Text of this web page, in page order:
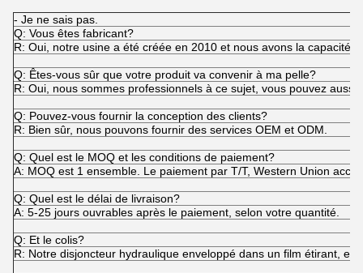
- Je ne sais pas.
Q: Vous êtes fabricant?
R: Oui, notre usine a été créée en 2010 et nous avons la capacité
Q: Êtes-vous sûr que votre produit va convenir à ma pelle?
R: Oui, nous sommes professionnels à ce sujet, vous pouvez
Q: Pouvez-vous fournir la conception des clients?
R: Bien sûr, nous pouvons fournir des services OEM et ODM.
Q: Quel est le MOQ et les conditions de paiement?
A: MOQ est 1 ensemble. Le paiement par T/T, Western Union
Q: Quel est le délai de livraison?
A: 5-25 jours ouvrables après le paiement, selon votre quantité.
Q: Et le colis?
R: Notre disjoncteur hydraulique enveloppé dans un film étirant,